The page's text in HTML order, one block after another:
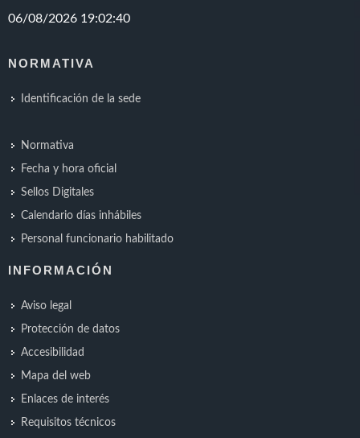
NORMATIVA
Identificación de la sede
Normativa
Fecha y hora oficial
Sellos Digitales
Calendario días inhábiles
Personal funcionario habilitado
INFORMACIÓN
Aviso legal
Protección de datos
Accesibilidad
Mapa del web
Enlaces de interés
Requisitos técnicos